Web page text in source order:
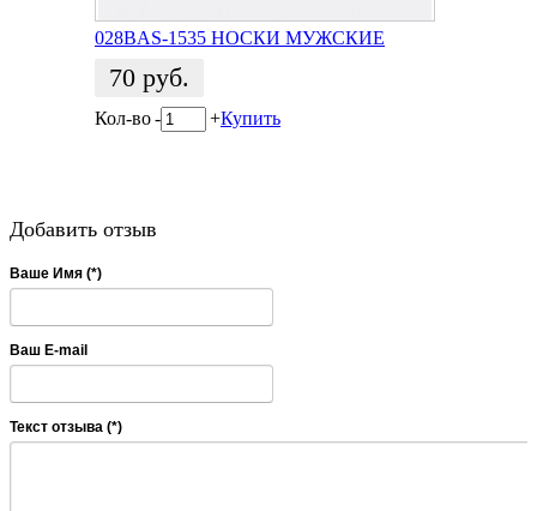
028BAS-1535 НОСКИ МУЖСКИЕ
70 руб.
Кол-во- +Купить
Добавить отзыв
Ваше Имя (*)
Ваш E-mail
Текст отзыва (*)